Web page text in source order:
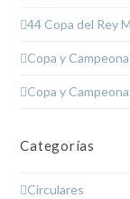
44 Copa del Rey
Copa y
Copa y
Categorías
Circulares